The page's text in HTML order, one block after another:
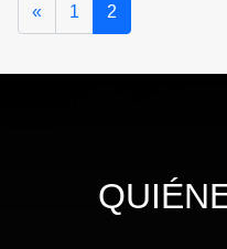
« Anterior
1 2